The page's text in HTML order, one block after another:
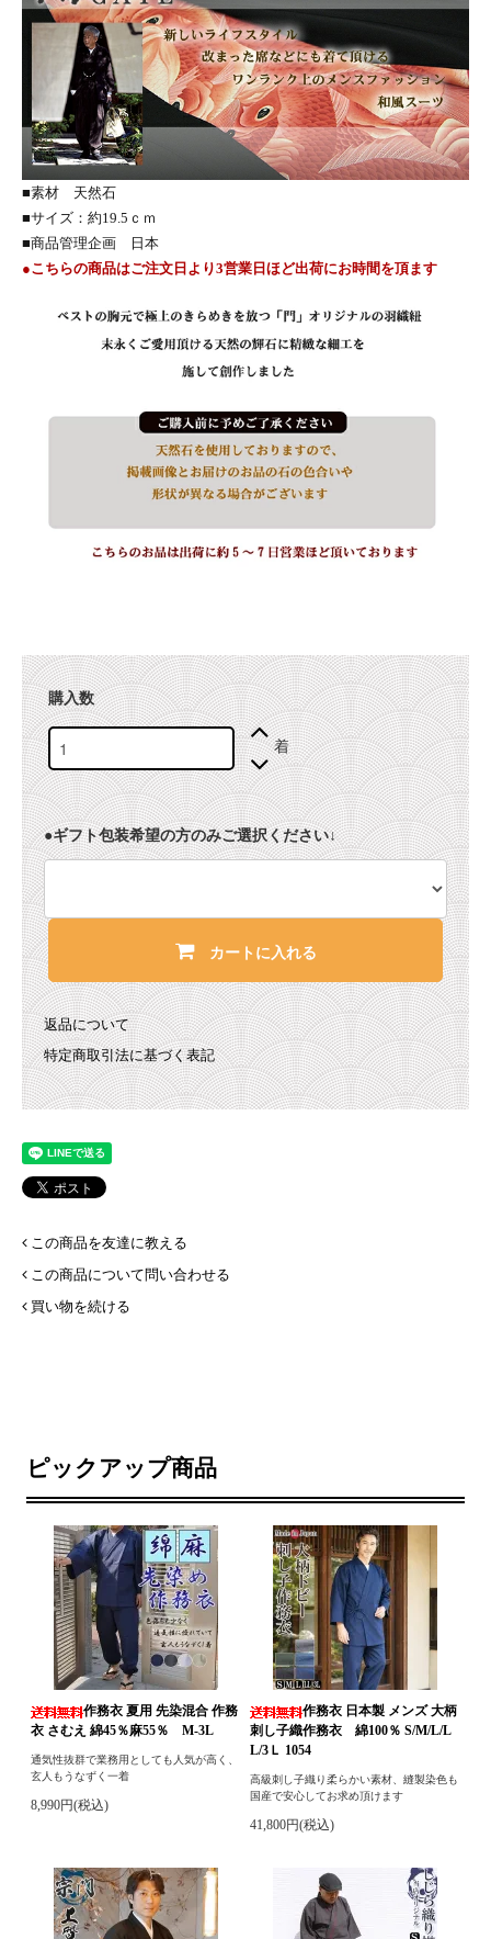
■素材 天然石
■サイズ：約19.5ｃｍ
■商品管理企画 日本
●こちらの商品はご注文日より3営業日ほど出荷にお時間を頂ます
購入数
着
●ギフト包装希望の方のみご選択ください↓
カートに入れる
返品について
特定商取引法に基づく表記
この商品を友達に教える
この商品について問い合わせる
買い物を続ける
ピックアップ商品
作務衣 夏用 先染混合 作務
衣 さむえ 綿45％麻55％ M-3L
通気性抜群で業務用としても人気が高く、
玄人もうなずく一着
8,990円(税込)
作務衣 日本製 メンズ 大柄
刺し子織作務衣 綿100％ S/M/L/L
L/3Ｌ 1054
高級刺し子織り柔らかい素材、縫製染色も
国産で安心してお求め頂けます
41,800円(税込)